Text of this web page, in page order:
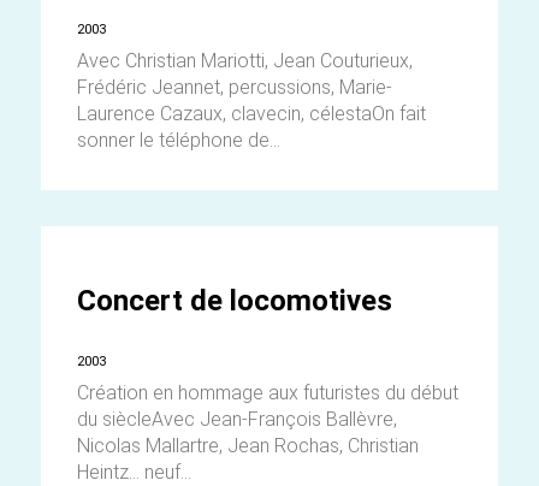
2003
Avec Christian Mariotti, Jean Couturieux,
Frédéric Jeannet, percussions, Marie-
Laurence Cazaux, clavecin, célestaOn fait
sonner le téléphone de...
Concert de locomotives
2003
Création en hommage aux futuristes du début
du siècleAvec Jean-François Ballèvre,
Nicolas Mallartre, Jean Rochas, Christian
Heintz... neuf...